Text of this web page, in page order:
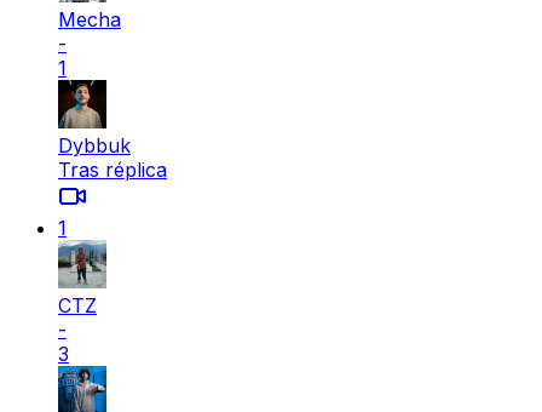
Mecha
-
1
Dybbuk
Tras réplica
1
CTZ
-
3